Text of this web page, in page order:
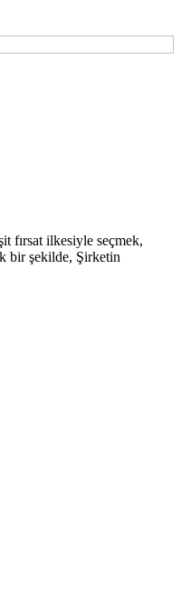
fırsat ilkesiyle seçmek,
bir şekilde, Şirketin